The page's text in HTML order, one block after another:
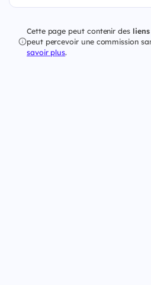
Cette page peut contenir des
peut percevoir une commission
savoir plus.